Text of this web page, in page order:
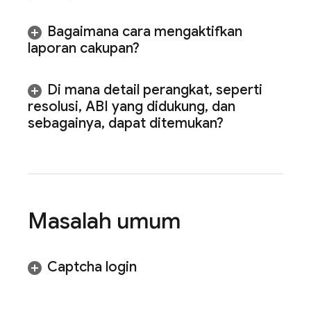
Bagaimana cara mengaktifkan
laporan cakupan?
Di mana detail perangkat, seperti
resolusi, ABI yang didukung, dan
sebagainya, dapat ditemukan?
Masalah umum
Captcha login